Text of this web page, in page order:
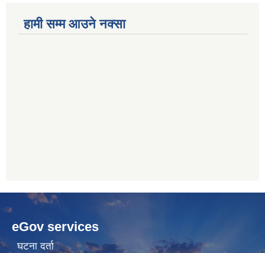
हामी सम्म आउने नक्सा
betwild
cratosroyalbet
bahis
siteleri
hdasianporns.net
lunadark.org
bahis
siteleri
eGov services
घटना दर्ता